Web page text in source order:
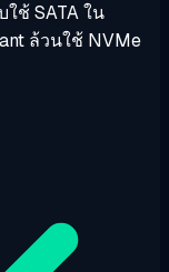
ช้ SATA ใน
ล้วนใช้ NVMe